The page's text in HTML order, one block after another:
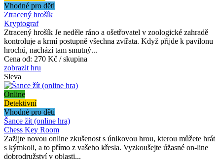
Vhodné pro děti
Ztracený hrošík
Kryptograf
Ztracený hrošík Je neděle ráno a ošetřovatel v zoologické zahradě
kontroluje a krmí postupně všechna zvířata. Když přijde k pavilonu
hrochů, nachází tam smutný...
Cena od: 270 Kč / skupina
zobrazit hru
Sleva
Online
Detektivní
Vhodné pro děti
Šance žít (online hra)
Chess Key Room
Zažijte novou online zkušenost s únikovou hrou, kterou můžete hrát
s kýmkoli, a to přímo z vašeho křesla. Vyzkoušejte úžasné on-line
dobrodružství v oblasti...